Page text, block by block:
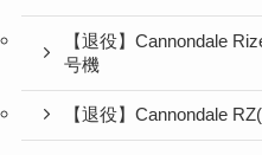
【退役】Cannondale
号機
【退役】Cannondale